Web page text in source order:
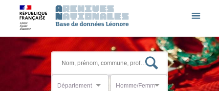
Département Homme/Femme